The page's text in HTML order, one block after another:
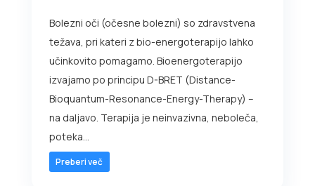
Bolezni oči (očesne bolezni) so zdravstvena
težava, pri kateri z bio-energoterapijo lahko
učinkovito pomagamo. Bioenergoterapijo
izvajamo po principu D-BRET (Distance-
Bioquantum-Resonance-Energy-Therapy) –
na daljavo. Terapija je neinvazivna, neboleča,
poteka...
Preberi več